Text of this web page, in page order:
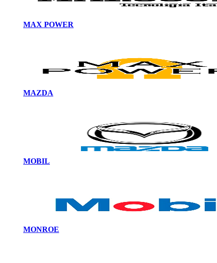
MAX POWER
MAZDA
MOBIL
MONROE